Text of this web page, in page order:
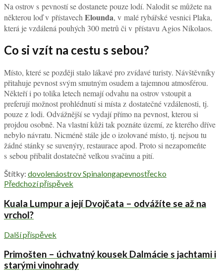
Na ostrov s pevností se dostanete pouze lodí. Nalodit se můžete na
některou loď v přístavech Elounda, v malé rybářské vesnici Plaka,
která je vzdálená pouhých 300 metrů či v přístavu Agios Nikolaos.
Co si vzít na cestu s sebou?
Místo, které se později stalo lákavé pro zvídavé turisty. Návštěvníky
přitahuje pevnost svým smutným osudem a tajemnou atmosférou.
Někteří i po tolika letech nemají odvahu na ostrov vstoupit a
preferují možnost prohlédnutí si místa z dostatečné vzdálenosti, tj.
pouze z lodi. Odvážnější se vydají přímo na pevnost, kterou si
projdou osobně. Na vlastní kůži tak poznáte území, ze kterého dříve
nebylo návratu. Nicméně stále jde o izolované místo, tj. nejsou tu
žádné stánky se suvenýry, restaurace apod. Proto si nezapomeňte
s sebou přibalit dostatečně velkou svačinu a pití.
Štítky: dovolenáostrov Spinalongapevnostřecko
Předchozí příspěvek
Kuala Lumpur a její Dvojčata – odvážíte se až na
vrchol?
Další příspěvek
Primošten – úchvatný kousek Dalmácie s jachtami i
starými vinohrady